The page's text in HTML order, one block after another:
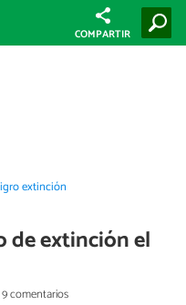
COMPARTIR
extinción
de extinción el
9 comentarios